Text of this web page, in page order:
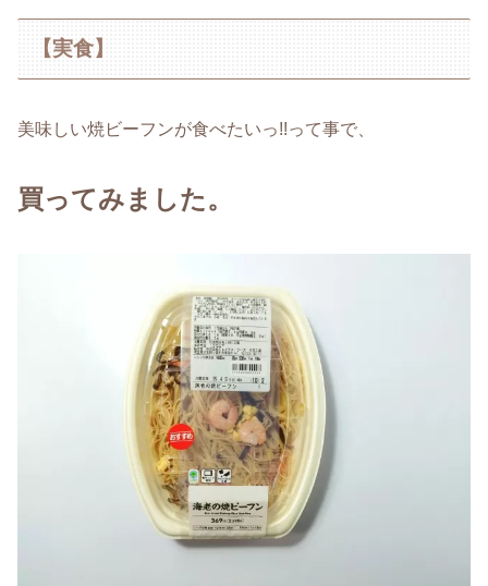
【実食】
美味しい焼ビーフンが食べたいっ!!って事で、
買ってみました。